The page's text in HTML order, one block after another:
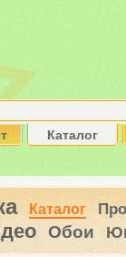
Каталог
Каталог
Обои